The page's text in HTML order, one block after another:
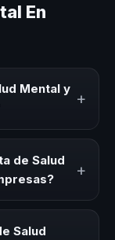
En
Mental y
+
conocimiento,
en eventos
Su objetivo es
aplicables
de Salud
+
offs,
Salud